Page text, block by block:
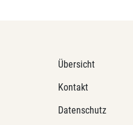
Übersicht
Kontakt
Datenschutz